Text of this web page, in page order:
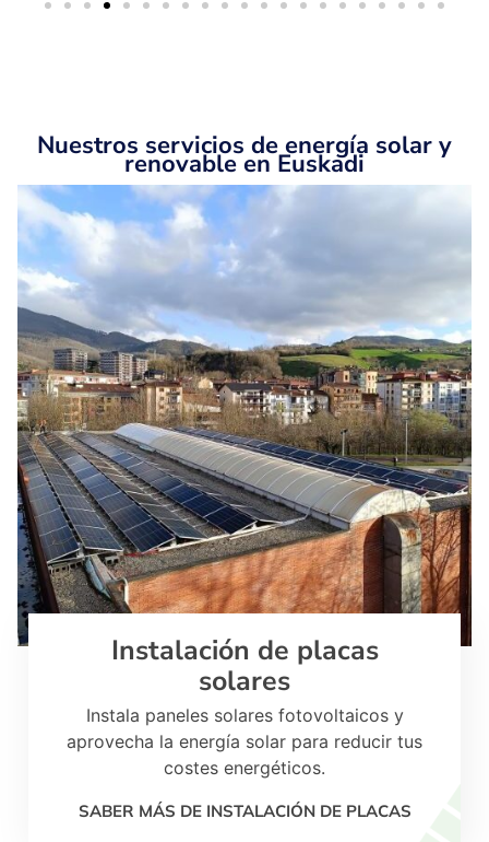
Nuestros servicios de energía solar y
renovable en Euskadi
Instalación de placas
solares
Instala paneles solares fotovoltaicos y
aprovecha la energía solar para reducir tus
costes energéticos.
SABER MÁS DE INSTALACIÓN DE PLACAS